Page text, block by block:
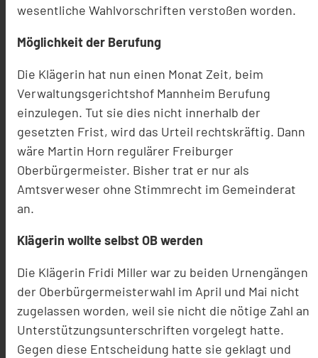
wesentliche Wahlvorschriften verstoßen worden.
Möglichkeit der Berufung
Die Klägerin hat nun einen Monat Zeit, beim
Verwaltungsgerichtshof Mannheim Berufung
einzulegen. Tut sie dies nicht innerhalb der
gesetzten Frist, wird das Urteil rechtskräftig. Dann
wäre Martin Horn regulärer Freiburger
Oberbürgermeister. Bisher trat er nur als
Amtsverweser ohne Stimmrecht im Gemeinderat
an.
Klägerin wollte selbst OB werden
Die Klägerin Fridi Miller war zu beiden Urnengängen
der Oberbürgermeisterwahl im April und Mai nicht
zugelassen worden, weil sie nicht die nötige Zahl an
Unterstützungsunterschriften vorgelegt hatte.
Gegen diese Entscheidung hatte sie geklagt und